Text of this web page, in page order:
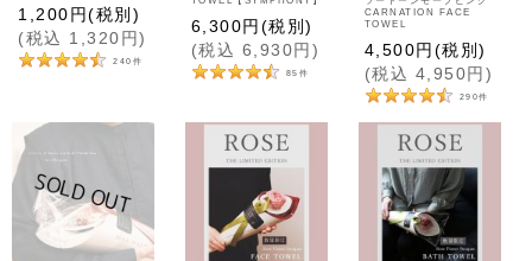
1,200円(税別)
(税込 1,320 円)
240 件
6,300円 (税別)
(税込 6,930円 )
85 件
CARNATION FACE
TOWEL
4,500円 (税別)
(税込 4,950円 )
290件